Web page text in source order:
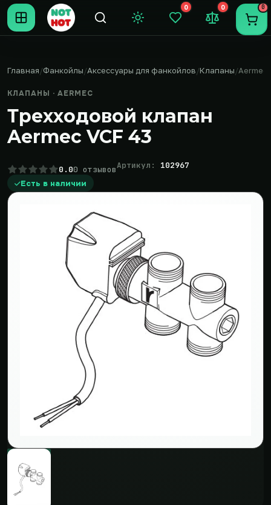
Темная тема
0
Закладки (0)
0
Сравнение
0
Главная Фанкойлы Аксессуары для фанкойлов Клапаны Aermec
КЛАПАНЫ · AERMEC
Трехходовой клапан
Aermec VCF 43
0.00 отзывовАртикул: 102967
Есть в наличии